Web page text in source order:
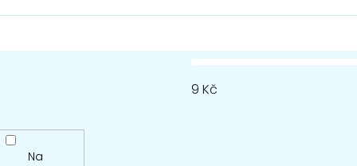
9 Kč
Na